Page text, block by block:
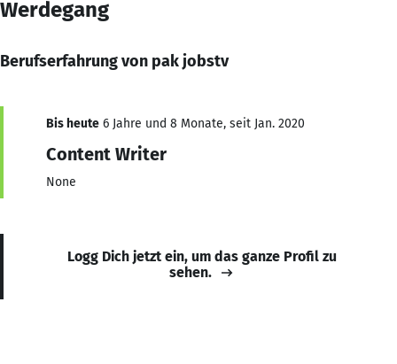
Werdegang
Berufserfahrung von pak jobstv
Bis heute 6 Jahre und 8 Monate, seit Jan. 2020
Content Writer
None
Logg Dich jetzt ein, um das ganze Profil zu
sehen.